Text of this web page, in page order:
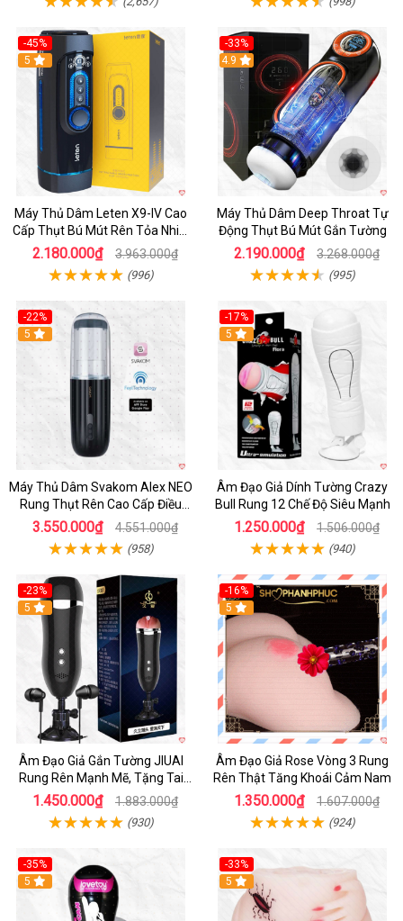
-45%
Hot
5
Máy Thủ Dâm Leten X9-IV Cao
Cấp Thụt Bú Mút Rên Tỏa Nhiệt
Sạc Pin
2.180.000₫ 3.963.000₫
(996)
-33%
Hot
4.9
Máy Thủ Dâm Deep Throat Tự
Động Thụt Bú Mút Gắn Tường
2.190.000₫ 3.268.000₫
(995)
-22%
5
Máy Thủ Dâm Svakom Alex NEO
Rung Thụt Rên Cao Cấp Điều
Khiển App
3.550.000₫ 4.551.000₫
(958)
-17%
5
Âm Đạo Giả Dính Tường Crazy
Bull Rung 12 Chế Độ Siêu Mạnh
1.250.000₫ 1.506.000₫
(940)
-23%
5
Âm Đạo Giả Gắn Tường JIUAI
Rung Rên Mạnh Mẽ, Tặng Tai
Nghe
1.450.000₫ 1.883.000₫
(930)
-16%
5
Âm Đạo Giả Rose Vòng 3 Rung
Rên Thật Tăng Khoái Cảm Nam
1.350.000₫ 1.607.000₫
(924)
-35%
5
-33%
5